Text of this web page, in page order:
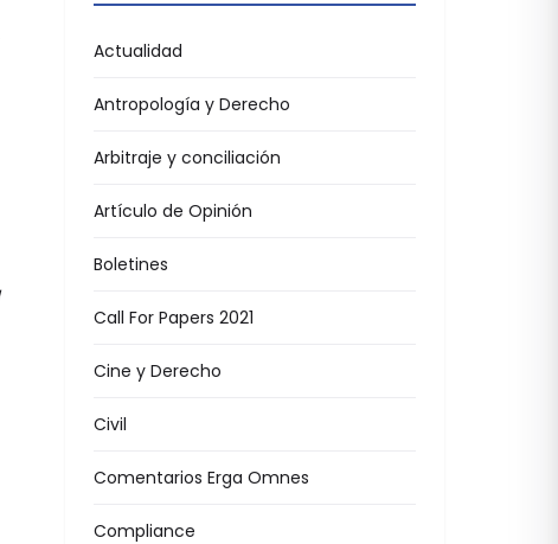
Actualidad
Antropología y Derecho
Arbitraje y conciliación
Artículo de Opinión
Boletines
Call For Papers 2021
Cine y Derecho
Civil
Comentarios Erga Omnes
Compliance